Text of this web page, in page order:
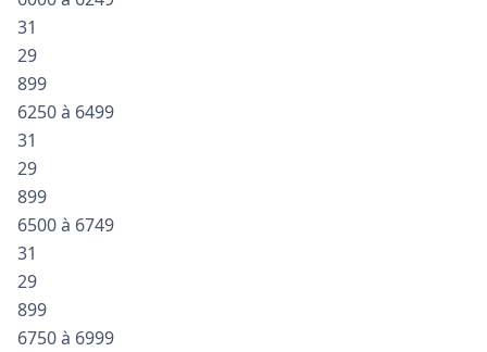
31
29
899
6250 à 6499
31
29
899
6500 à 6749
31
29
899
6750 à 6999